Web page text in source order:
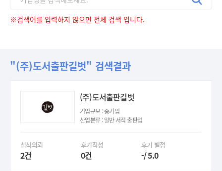
※검색어를 입력하지 않으면 전체 검색 입니다.
"(주)도서출판길벗" 검색결과
(주)도서출판길벗
기업규모 : 중기업
산업분류 : 일반 서적 출판업
첨삭의뢰
2건
후기작성
0건
후기 별점
-/ 5.0